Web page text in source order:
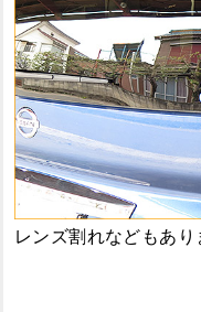
レンズ割れなどもあり